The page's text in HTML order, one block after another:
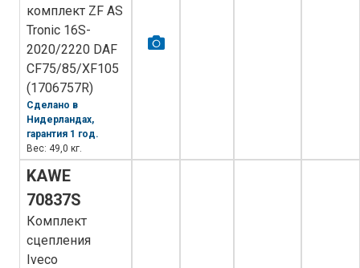
комплект ZF AS
Tronic 16S-
2020/2220 DAF
CF75/85/XF105
(1706757R)
Сделано в
Нидерландах,
гарантия 1 год.
Вес: 49,0 кг.
KAWE
70837S
Комплект
сцепления
Iveco